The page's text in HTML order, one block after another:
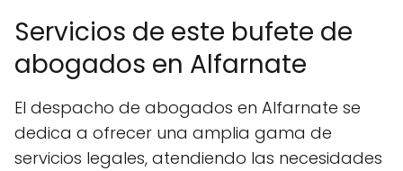
Servicios de este bufete de
abogados en Alfarnate
El despacho de abogados en Alfarnate se
dedica a ofrecer una amplia gama de
servicios legales, atendiendo las necesidades